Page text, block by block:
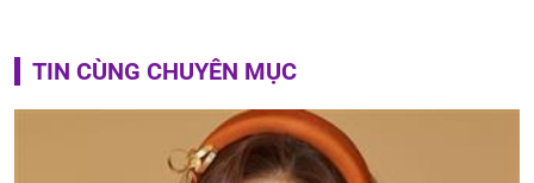
TIN CÙNG CHUYÊN MỤC